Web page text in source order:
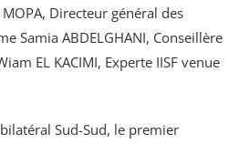
Directeur général des
Samia ABDELGHANI, Conseillère
EL KACIMI, Experte IISF venue
Sud-Sud, le premier